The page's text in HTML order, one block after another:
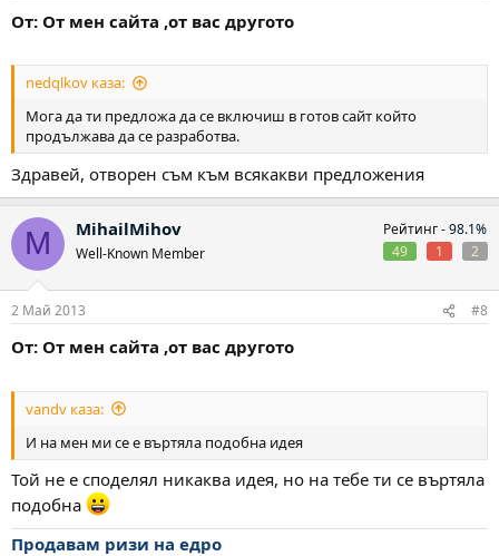
От: От мен сайта ,от вас другото
nedqlkov каза:
Мога да ти предложа да се включиш в готов сайт който
продължава да се разработва.
Здравей, отворен съм към всякакви предложения
M MihailMihov
Well-Known Member
Рейтинг -98.1%
49
1 2
2 Май 2013 #8
От: От мен сайта ,от вас другото
vandv каза:
И на мен ми се е въртяла подобна идея
Той не е споделял никаква идея, но на тебе ти се въртяла
подобна
Продавам ризи на едро